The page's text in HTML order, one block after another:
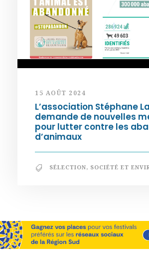
15 AOÛT 2024
L’association Stéphane
demande de nouvelles
pour lutter contre les
d’animaux
SÉLECTION, SOCIÉTÉ ET